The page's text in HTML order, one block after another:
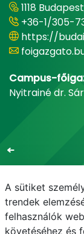
1118
+36-1/305-
https://
Campus-
Nyitrainé dr.
E-mail
A sütiket
trendek
felhasználók
követéséhez és